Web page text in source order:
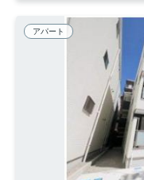
アパート